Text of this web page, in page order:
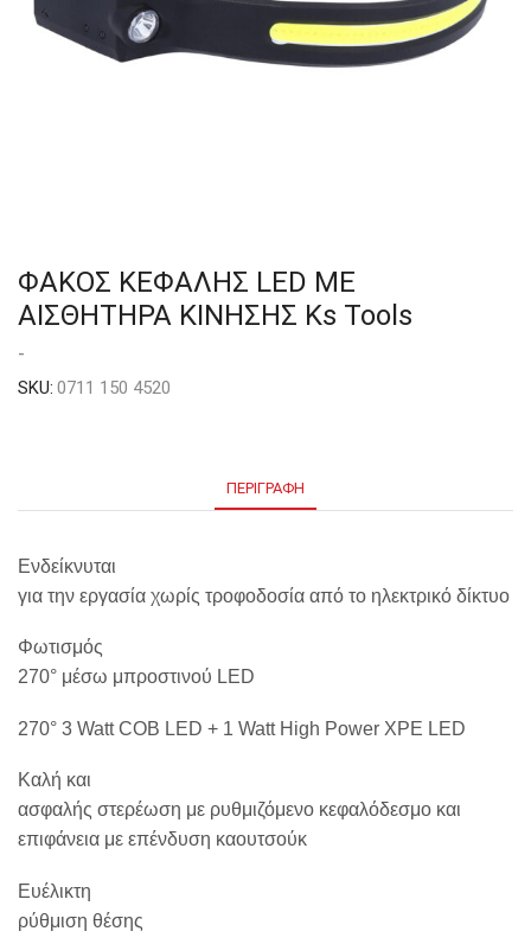
ΦΑΚΟΣ ΚΕΦΑΛΗΣ LED ΜΕ
ΑΙΣΘΗΤΗΡΑ ΚΙΝΗΣΗΣ Ks Tools
-
SKU: 0711 150 4520
ΠΕΡΙΓΡΑΦΉ
Ενδείκνυται
για την εργασία χωρίς τροφοδοσία από το ηλεκτρικό δίκτυο
Φωτισμός
270° μέσω μπροστινού LED
270° 3 Watt COB LED + 1 Watt High Power XPE LED
Καλή και
ασφαλής στερέωση με ρυθμιζόμενο κεφαλόδεσμο και
επιφάνεια με επένδυση καουτσούκ
Ευέλικτη
ρύθμιση θέσης